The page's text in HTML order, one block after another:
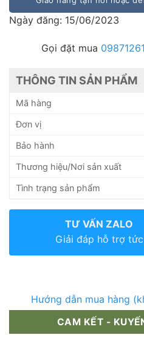
Ngày đăng: 15/06/2023
Gọi đặt mua
THÔNG TIN SẢN PHẨM
Mã hàng
Đơn vị
Bảo hành
Thương hiệu/Nơi sản xuất
Tình trạng sản phẩm
TƯ VẤN ZALO
Giải đáp hỗ trợ
Hướng dẫn mua hàng
CAM KẾT -